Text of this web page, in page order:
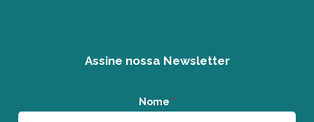
Assine nossa Newsletter
Nome *